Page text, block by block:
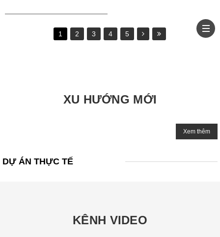
1 2 3 4 5
XU HƯỚNG MỚI
Xem thêm
DỰ ÁN THỰC TẾ
KÊNH VIDEO